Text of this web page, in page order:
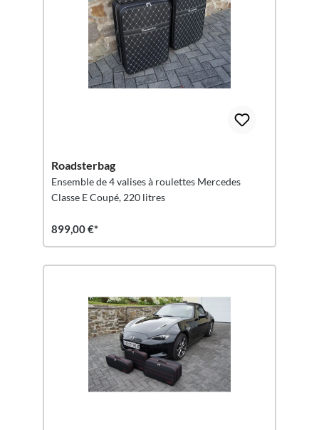
Roadsterbag
Ensemble de 4 valises à roulettes Mercedes
Classe E Coupé, 220 litres
899,00 €*